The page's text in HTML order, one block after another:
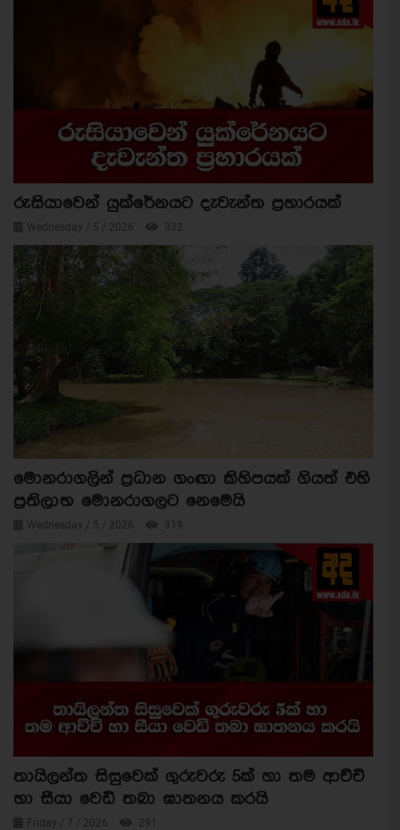
රුසියාවෙන් යුක්රේනයට දැවැන්ත ප්‍රහාරයක්
Wednesday / 5 / 2026 332
මොනරාගලින් ප්‍රධාන ගංඟා කිහිපයක් ගියත් එහි
ප්‍රතිලාභ මොනරාගලට නෙමෙයි
Wednesday / 5 / 2026 319
තායිලන්ත සිසුවෙක් ගුරුවරු 5ක් හා තම ආච්චි
හා සීයා වෙඩි තබා ඝාතනය කරයි
Friday / 7 / 2026 291